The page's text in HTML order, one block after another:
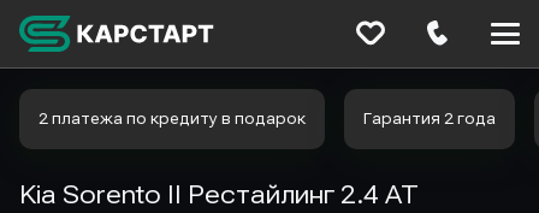
2 платежа по кредиту в подарок Гарантия 2 года
Kia Sorento II Рестайлинг 2.4 AT